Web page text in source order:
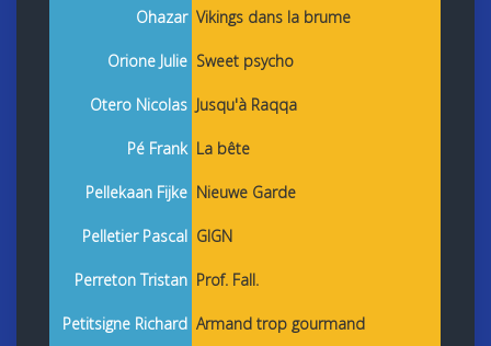
Ohazar Vikings dans la brume
Orione Julie Sweet psycho
Otero Nicolas Jusqu'à Raqqa
Pé Frank La bête
Pellekaan Fijke Nieuwe Garde
Pelletier Pascal GIGN
Perreton Tristan Prof. Fall.
Petitsigne Richard Armand trop gourmand